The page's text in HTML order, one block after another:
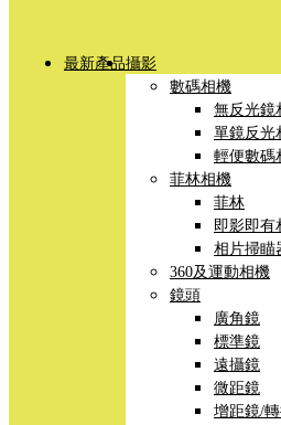
最新產品攝影
數碼相機
無反光鏡
單鏡反光
輕便數碼
菲林相機
菲林
即影即有
相片掃瞄
360及運動相機
鏡頭
廣角鏡
標準鏡
遠攝鏡
微距鏡
增距鏡/